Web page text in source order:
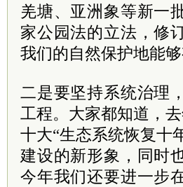
羌塘、亚洲象等新一
家公园法的立法，修
我们的自然保护地能
二是要坚持系统治理
工程。大家都知道，
十大“生态系统恢复十
建设的新形象，同时
今年我们还要进一步